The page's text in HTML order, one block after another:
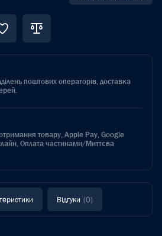
поштових операторів, доставка
товару, Apple Pay, Google
Оплата частинами/Миттєва
Відгуки (0)